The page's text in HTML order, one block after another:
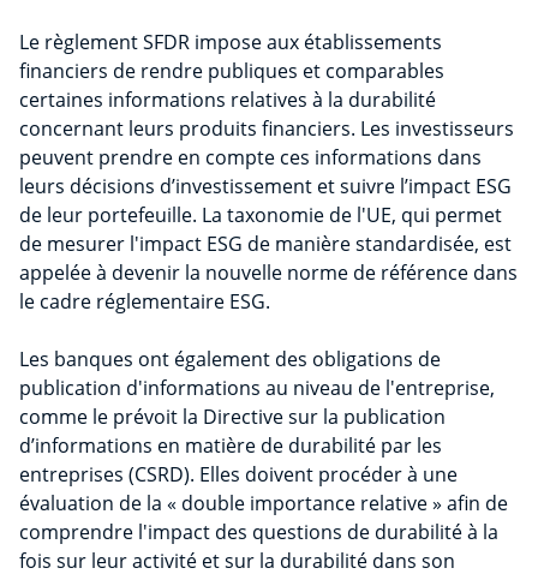
Le règlement SFDR impose aux établissements
financiers de rendre publiques et comparables
certaines informations relatives à la durabilité
concernant leurs produits financiers. Les investisseurs
peuvent prendre en compte ces informations dans
leurs décisions d’investissement et suivre l’impact ESG
de leur portefeuille. La taxonomie de l'UE, qui permet
de mesurer l'impact ESG de manière standardisée, est
appelée à devenir la nouvelle norme de référence dans
le cadre réglementaire ESG.
Les banques ont également des obligations de
publication d'informations au niveau de l'entreprise,
comme le prévoit la Directive sur la publication
d’informations en matière de durabilité par les
entreprises (CSRD). Elles doivent procéder à une
évaluation de la « double importance relative » afin de
comprendre l'impact des questions de durabilité à la
fois sur leur activité et sur la durabilité dans son